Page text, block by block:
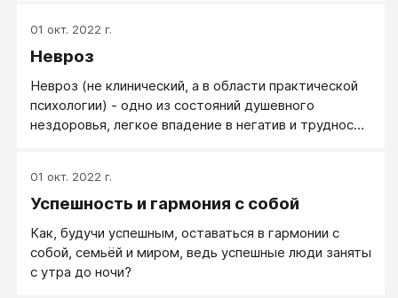
01 окт. 2022 г.
Невроз
Невроз (не клинический, а в области практической
психологии) - одно из состояний душевного
нездоровья, легкое впадение в негатив и трудность
понижением самооценки, раздражительностью,
зависимостью от окружающих, нерешительностью
реакциям.
01 окт. 2022 г.
Успешность и гармония с собой
Как, будучи успешным, оставаться в гармонии с
собой, семьёй и миром, ведь успешные люди заняты
с утра до ночи?